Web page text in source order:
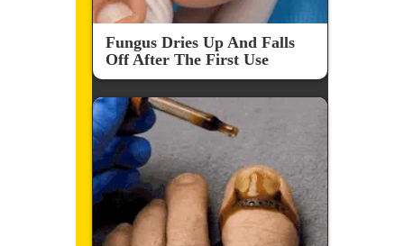
Fungus Dries Up And Falls
Off After The First Use